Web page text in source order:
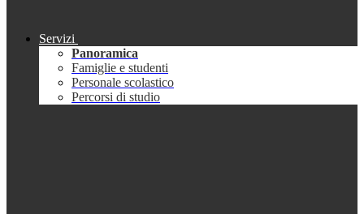
Servizi
Panoramica
Famiglie e studenti
Personale scolastico
Percorsi di studio